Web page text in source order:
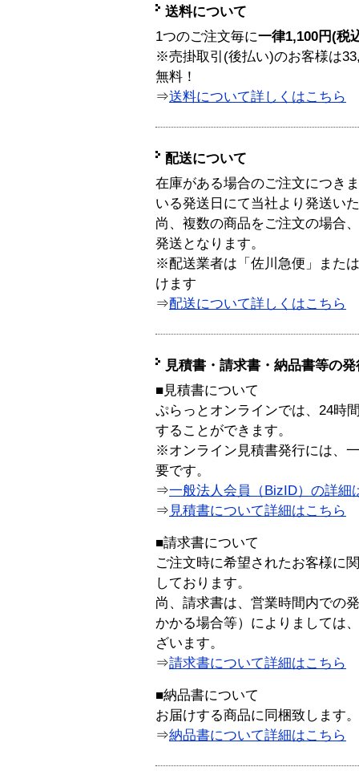
送料について
1つのご注文毎に一律1,100円(税
※売掛取引(後払い)のお客様は
無料！
⇒送料について詳しくはこちら
配送について
在庫がある場合のご注文につき
いる発送日にて当社より発送い
尚、複数の商品をご注文の場合
発送となります。
※配送業者は「佐川急便」また
けます
⇒配送について詳しくはこちら
見積書・請求書・納品書等の
■見積書について
ぷらっとオンラインでは、24時
することができます。
※オンライン見積書発行には、
要です。
⇒一般法人会員（BizID）の詳細
⇒ 見積書について詳細はこちら
■請求書について
ご注文時に希望されたお客様に
しております。
尚、請求書は、営業時間内での
かかる場合等）によりましては
ざいます。
⇒請求書について詳細はこちら
■納品書について
お届けする商品に同梱致します。
⇒納品書について詳細はこちら